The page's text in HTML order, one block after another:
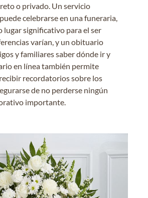
o privado. Un servicio
celebrarse en una funeraria,
lugar significativo para el ser
varían, y un obituario
y familiares saber dónde ir y
en línea también permite
recordatorios sobre los
de no perderse ningún
importante.